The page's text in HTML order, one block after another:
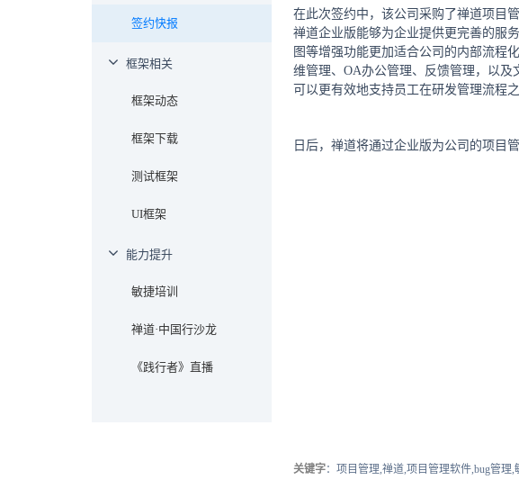
签约快报
框架相关
框架动态
框架下载
测试框架
UI框架
能力提升
敏捷培训
禅道·中国行沙龙
《践行者》直播
在此次签约中，该公司采购了禅道项目
禅道企业版能够为企业提供更完善的服
图等增强功能更加适合公司的内部流程
维管理、OA办公管理、反馈管理，以及
可以更有效地支持员工在研发管理流程
日后，禅道将通过企业版为公司的项目
关键字：项目管理,禅道,项目管理软件,bug管理,